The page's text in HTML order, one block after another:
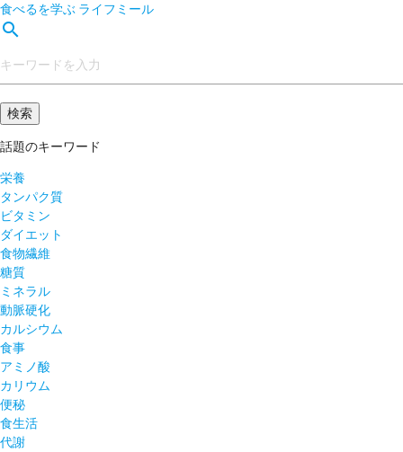
食べるを学ぶ ライフミール
search
話題のキーワード
栄養
タンパク質
ビタミン
ダイエット
食物繊維
糖質
ミネラル
動脈硬化
カルシウム
食事
アミノ酸
カリウム
便秘
食生活
代謝